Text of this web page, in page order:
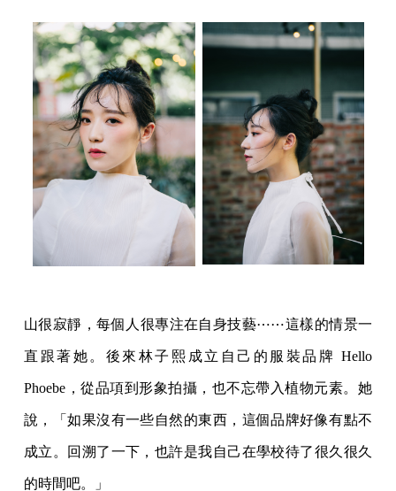
山很寂靜，每個人很專注在自身技藝⋯⋯這樣的情景一
直跟著她。後來林子熙成立自己的服裝品牌 Hello
Phoebe，從品項到形象拍攝，也不忘帶入植物元素。她
說，「如果沒有一些自然的東西，這個品牌好像有點不
成立。回溯了一下，也許是我自己在學校待了很久很久
的時間吧。」